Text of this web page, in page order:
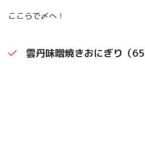
ここらで〆へ！
雲丹味噌焼きおにぎり（